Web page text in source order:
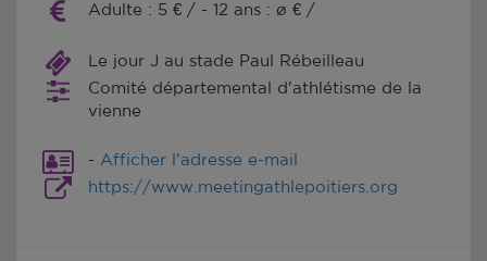
Adulte : 5 € / - 12 ans : ø € /
Le jour J au stade Paul Rébeilleau
Comité départemental d'athlétisme de la
vienne
- Afficher l'adresse e-mail
https://www.meetingathlepoitiers.org